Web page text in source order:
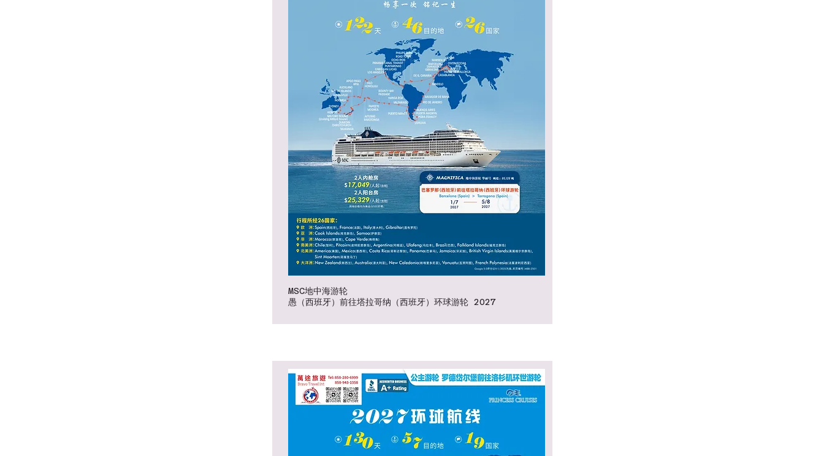
MSC地中海游轮
愚（西班牙）前往塔拉哥纳（西班牙）环球游轮 2027